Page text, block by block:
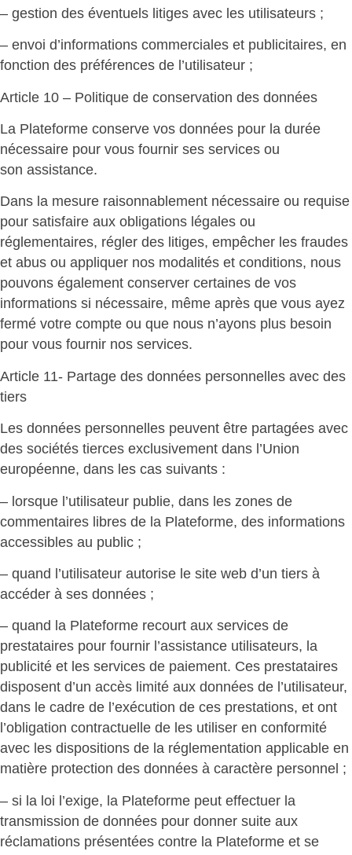
– gestion des éventuels litiges avec les utilisateurs ;
– envoi d’informations commerciales et publicitaires, en
fonction des préférences de l’utilisateur ;
Article 10 – Politique de conservation des données
La Plateforme conserve vos données pour la durée
nécessaire pour vous fournir ses services ou
son assistance.
Dans la mesure raisonnablement nécessaire ou requise
pour satisfaire aux obligations légales ou
réglementaires, régler des litiges, empêcher les fraudes
et abus ou appliquer nos modalités et conditions, nous
pouvons également conserver certaines de vos
informations si nécessaire, même après que vous ayez
fermé votre compte ou que nous n’ayons plus besoin
pour vous fournir nos services.
Article 11- Partage des données personnelles avec des
tiers
Les données personnelles peuvent être partagées avec
des sociétés tierces exclusivement dans l’Union
européenne, dans les cas suivants :
– lorsque l’utilisateur publie, dans les zones de
commentaires libres de la Plateforme, des informations
accessibles au public ;
– quand l’utilisateur autorise le site web d’un tiers à
accéder à ses données ;
– quand la Plateforme recourt aux services de
prestataires pour fournir l’assistance utilisateurs, la
publicité et les services de paiement. Ces prestataires
disposent d’un accès limité aux données de l’utilisateur,
dans le cadre de l’exécution de ces prestations, et ont
l’obligation contractuelle de les utiliser en conformité
avec les dispositions de la réglementation applicable en
matière protection des données à caractère personnel ;
– si la loi l’exige, la Plateforme peut effectuer la
transmission de données pour donner suite aux
réclamations présentées contre la Plateforme et se